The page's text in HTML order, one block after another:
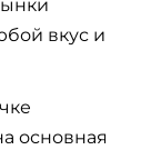
вкус и
основная